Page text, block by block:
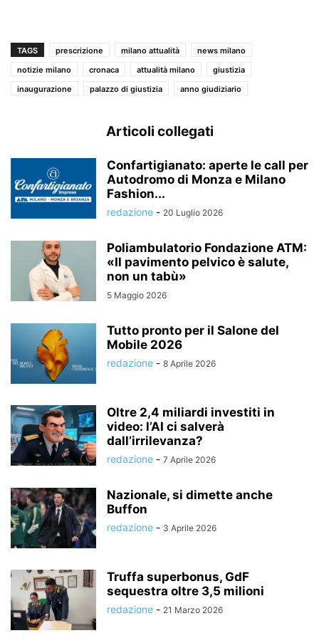
TAGS prescrizione milano attualità
news milano
notizie milano
cronaca attualità milano
giustizia
inaugurazione
palazzo di giustizia anno giudiziario
Articoli collegati
Confartigianato: aperte le call per
Autodromo di Monza e Milano
Fashion...
redazione - 20 Luglio 2026
Poliambulatorio Fondazione ATM:
«Il pavimento pelvico è salute,
non un tabù»
5 Maggio 2026
Tutto pronto per il Salone del
Mobile 2026
redazione - 8 Aprile 2026
Oltre 2,4 miliardi investiti in
video: l’AI ci salverà
dall’irrilevanza?
redazione - 7 Aprile 2026
Nazionale, si dimette anche
Buffon
redazione - 3 Aprile 2026
Truffa superbonus, GdF
sequestra oltre 3,5 milioni
redazione - 21 Marzo 2026